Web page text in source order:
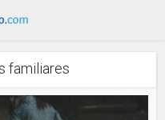
familiares